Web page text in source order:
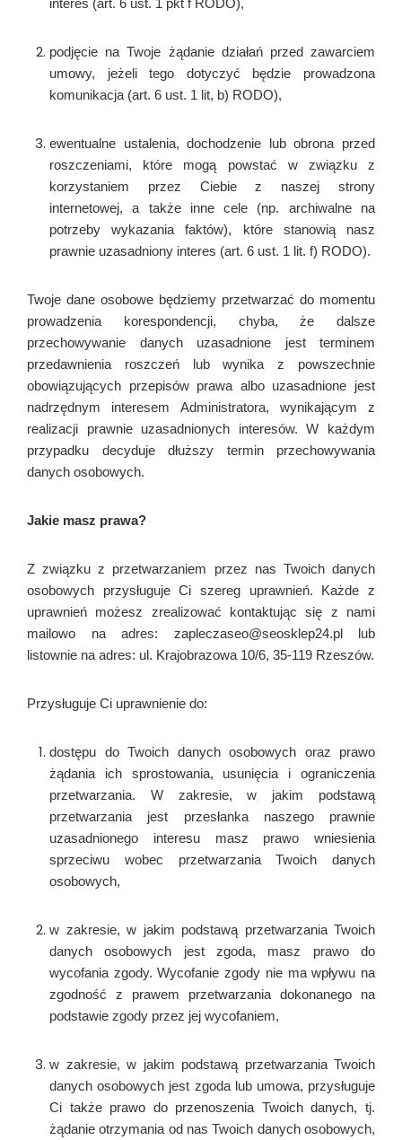
interes (art. 6 ust. 1 pkt f RODO),
podjęcie na Twoje żądanie działań przed zawarciem
umowy, jeżeli tego dotyczyć będzie prowadzona
komunikacja (art. 6 ust. 1 lit, b) RODO),
ewentualne ustalenia, dochodzenie lub obrona przed
roszczeniami, które mogą powstać w związku z
korzystaniem przez Ciebie z naszej strony
internetowej, a także inne cele (np. archiwalne na
potrzeby wykazania faktów), które stanowią nasz
prawnie uzasadniony interes (art. 6 ust. 1 lit. f) RODO).
Twoje dane osobowe będziemy przetwarzać do momentu
prowadzenia korespondencji, chyba, że dalsze
przechowywanie danych uzasadnione jest terminem
przedawnienia roszczeń lub wynika z powszechnie
obowiązujących przepisów prawa albo uzasadnione jest
nadrzędnym interesem Administratora, wynikającym z
realizacji prawnie uzasadnionych interesów. W każdym
przypadku decyduje dłuższy termin przechowywania
danych osobowych.
Jakie masz prawa?
Z związku z przetwarzaniem przez nas Twoich danych
osobowych przysługuje Ci szereg uprawnień. Każde z
uprawnień możesz zrealizować kontaktując się z nami
mailowo na adres: zapleczaseo@seosklep24.pl lub
listownie na adres: ul. Krajobrazowa 10/6, 35-119 Rzeszów.
Przysługuje Ci uprawnienie do:
dostępu do Twoich danych osobowych oraz prawo
żądania ich sprostowania, usunięcia i ograniczenia
przetwarzania. W zakresie, w jakim podstawą
przetwarzania jest przesłanka naszego prawnie
uzasadnionego interesu masz prawo wniesienia
sprzeciwu wobec przetwarzania Twoich danych
osobowych,
w zakresie, w jakim podstawą przetwarzania Twoich
danych osobowych jest zgoda, masz prawo do
wycofania zgody. Wycofanie zgody nie ma wpływu na
zgodność z prawem przetwarzania dokonanego na
podstawie zgody przez jej wycofaniem,
w zakresie, w jakim podstawą przetwarzania Twoich
danych osobowych jest zgoda lub umowa, przysługuje
Ci także prawo do przenoszenia Twoich danych, tj.
żądanie otrzymania od nas Twoich danych osobowych,